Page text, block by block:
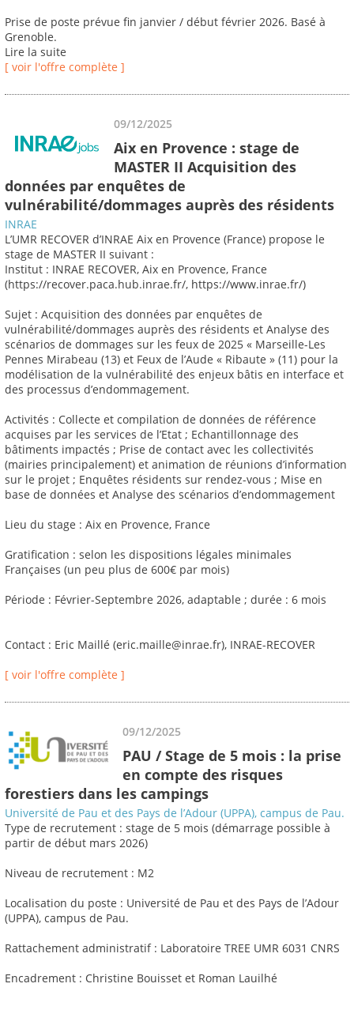
Prise de poste prévue fin janvier / début février 2026. Basé à
Grenoble.
Lire la suite
[ voir l'offre complète ]
09/12/2025
Aix en Provence : stage de
MASTER II Acquisition des
données par enquêtes de
vulnérabilité/dommages auprès des résidents
INRAE
L’UMR RECOVER d’INRAE Aix en Provence (France) propose le
stage de MASTER II suivant :
Institut : INRAE RECOVER, Aix en Provence, France
(https://recover.paca.hub.inrae.fr/, https://www.inrae.fr/)
Sujet : Acquisition des données par enquêtes de
vulnérabilité/dommages auprès des résidents et Analyse des
scénarios de dommages sur les feux de 2025 « Marseille-Les
Pennes Mirabeau (13) et Feux de l’Aude « Ribaute » (11) pour la
modélisation de la vulnérabilité des enjeux bâtis en interface et
des processus d’endommagement.
Activités : Collecte et compilation de données de référence
acquises par les services de l’Etat ; Echantillonnage des
bâtiments impactés ; Prise de contact avec les collectivités
(mairies principalement) et animation de réunions d’information
sur le projet ; Enquêtes résidents sur rendez-vous ; Mise en
base de données et Analyse des scénarios d’endommagement
Lieu du stage : Aix en Provence, France
Gratification : selon les dispositions légales minimales
Françaises (un peu plus de 600€ par mois)
Période : Février-Septembre 2026, adaptable ; durée : 6 mois
Contact : Eric Maillé (eric.maille@inrae.fr), INRAE-RECOVER
[ voir l'offre complète ]
09/12/2025
PAU / Stage de 5 mois : la prise
en compte des risques
forestiers dans les campings
Université de Pau et des Pays de l’Adour (UPPA), campus de Pau.
Type de recrutement : stage de 5 mois (démarrage possible à
partir de début mars 2026)
Niveau de recrutement : M2
Localisation du poste : Université de Pau et des Pays de l’Adour
(UPPA), campus de Pau.
Rattachement administratif : Laboratoire TREE UMR 6031 CNRS
Encadrement : Christine Bouisset et Roman Lauilhé